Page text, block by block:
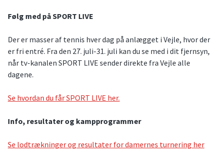
Følg med på SPORT LIVE
Der er masser af tennis hver dag på anlægget i Vejle, hvor der
er fri entré. Fra den 27. juli-31. juli kan du se med i dit fjernsyn,
når tv-kanalen SPORT LIVE sender direkte fra Vejle alle
dagene.
Se hvordan du får SPORT LIVE her.
Info, resultater og kampprogrammer
Se lodtrækninger og resultater for damernes turnering her